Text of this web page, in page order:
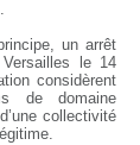
un arrêt
le 14
considèrent
de domaine
collectivité